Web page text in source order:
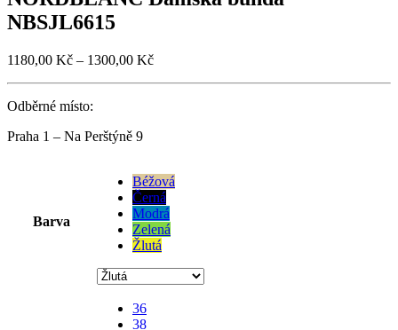
NBSJL6615
1180,00 Kč – 1300,00 Kč
Odběrné místo:
Praha 1 – Na Perštýně 9
Barva
Béžová
Černá
Modrá
Zelená
Žlutá
36
38